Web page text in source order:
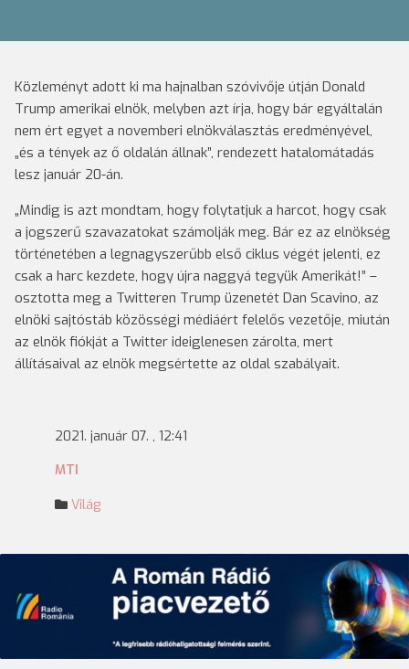
Közleményt adott ki ma hajnalban szóvivője útján Donald
Trump amerikai elnök, melyben azt írja, hogy bár egyáltalán
nem ért egyet a novemberi elnökválasztás eredményével,
„és a tények az ő oldalán állnak”, rendezett hatalomátadás
lesz január 20-án.
„Mindig is azt mondtam, hogy folytatjuk a harcot, hogy csak
a jogszerű szavazatokat számolják meg. Bár ez az elnökség
történetében a legnagyszerűbb első ciklus végét jelenti, ez
csak a harc kezdete, hogy újra naggyá tegyük Amerikát!” –
osztotta meg a Twitteren Trump üzenetét Dan Scavino, az
elnöki sajtóstáb közösségi médiáért felelős vezetője, miután
az elnök fiókját a Twitter ideiglenesen zárolta, mert
állításaival az elnök megsértette az oldal szabályait.
2021. január 07. , 12:41
MTI
Világ